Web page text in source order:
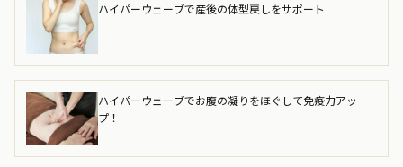
ハイパーウェーブで産後の体型戻しをサポート
ハイパーウェーブでお腹の凝りをほぐして免疫力アッ
プ！